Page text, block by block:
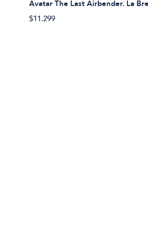
Avatar The Last Airbender. La
$11.299